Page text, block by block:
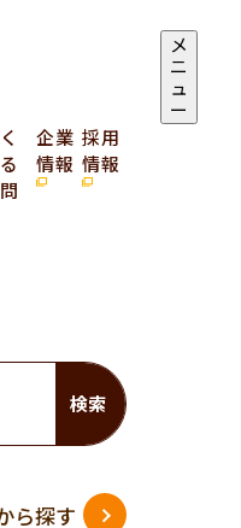
メ
ニ
ュ
ー
企業
情報
採用
情報
検索
ら探す